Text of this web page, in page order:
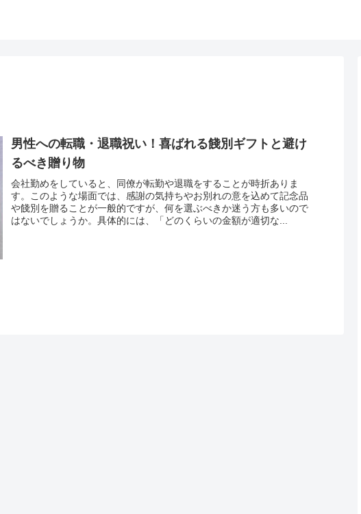
男性への転職・退職祝い！喜ばれる餞別ギフトと避け
るべき贈り物
会社勤めをしていると、同僚が転勤や退職をすることが時折ありま
す。このような場面では、感謝の気持ちやお別れの意を込めて記念品
や餞別を贈ることが一般的ですが、何を選ぶべきか迷う方も多いので
はないでしょうか。具体的には、「どのくらいの金額が適切な...